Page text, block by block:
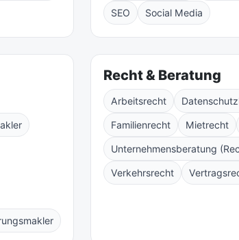
SEO Social Media
Recht & Beratung
Arbeitsrecht
Familienrecht Mietrecht
Unternehmensberatung
Verkehrsrecht